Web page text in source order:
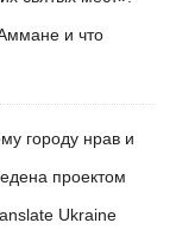
и что
городу нрав и
проектом